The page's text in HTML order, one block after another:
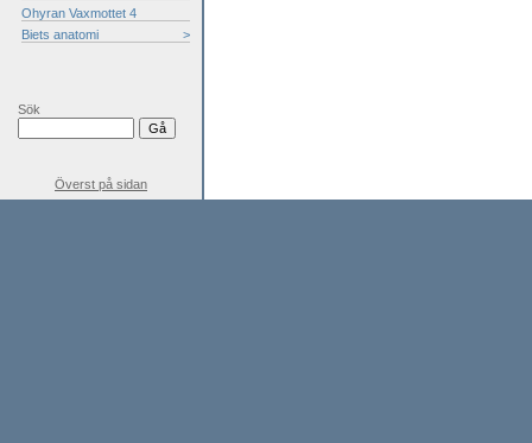
Ohyran Vaxmottet 4
Biets anatomi
>
Sök
Överst på sidan